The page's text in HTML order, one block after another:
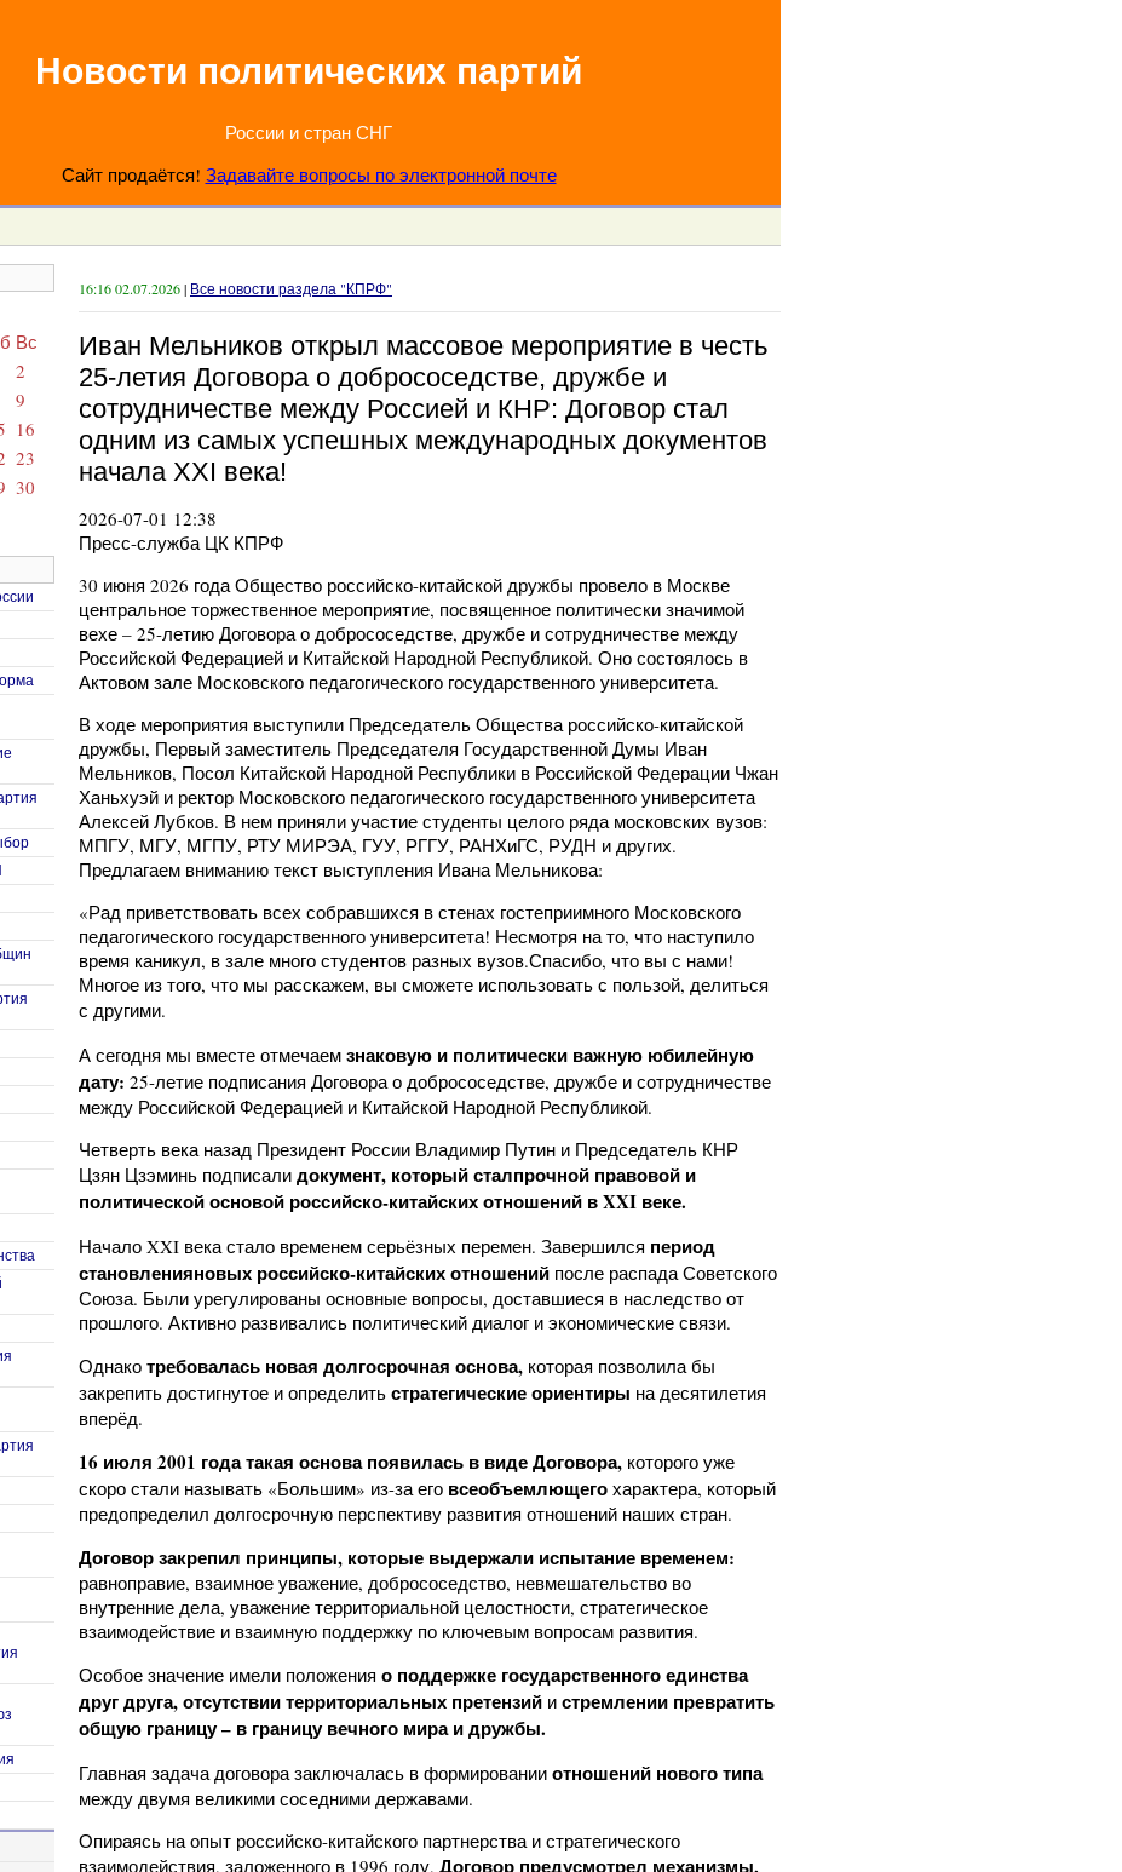
Новости политических партий
России и стран СНГ
Сайт продаётся! Задавайте вопросы по электронной почте
16:16 02.07.2026| Все новости раздела "КПРФ"
Иван Мельников открыл массовое мероприятие в честь
25-летия Договора о добрососедстве, дружбе и
сотрудничестве между Россией и КНР: Договор стал
одним из самых успешных международных документов
начала XXI века!
2026-07-01 12:38
Пресс-служба ЦК КПРФ
30 июня 2026 года Общество российско-китайской дружбы провело в Москве
центральное торжественное мероприятие, посвященное политически значимой
вехе – 25-летию Договора о добрососедстве, дружбе и сотрудничестве между
Российской Федерацией и Китайской Народной Республикой. Оно состоялось в
Актовом зале Московского педагогического государственного университета.
В ходе мероприятия выступили Председатель Общества российско-китайской
дружбы, Первый заместитель Председателя Государственной Думы Иван
Мельников, Посол Китайской Народной Республики в Российской Федерации Чжан
Ханьхуэй и ректор Московского педагогического государственного университета
Алексей Лубков. В нем приняли участие студенты целого ряда московских вузов:
МПГУ, МГУ, МГПУ, РТУ МИРЭА, ГУУ, РГГУ, РАНХиГС, РУДН и других.
Предлагаем вниманию текст выступления Ивана Мельникова:
«Рад приветствовать всех собравшихся в стенах гостеприимного Московского
педагогического государственного университета! Несмотря на то, что наступило
время каникул, в зале много студентов разных вузов.Спасибо, что вы с нами!
Многое из того, что мы расскажем, вы сможете использовать с пользой, делиться
с другими.
А сегодня мы вместе отмечаем знаковую и политически важную юбилейную
дату: 25-летие подписания Договора о добрососедстве, дружбе и сотрудничестве
между Российской Федерацией и Китайской Народной Республикой.
Четверть века назад Президент России Владимир Путин и Председатель КНР
Цзян Цзэминь подписали документ, который сталпрочной правовой и
политической основой российско-китайских отношений в XXI веке.
Начало XXI века стало временем серьёзных перемен. Завершился период
становленияновых российско-китайских отношений после распада Советского
Союза. Были урегулированы основные вопросы, доставшиеся в наследство от
прошлого. Активно развивались политический диалог и экономические связи.
Однако требовалась новая долгосрочная основа, которая позволила бы
закрепить достигнутое и определить стратегические ориентиры на десятилетия
вперёд.
16 июля 2001 годатакая основа появилась в виде Договора, которого уже
скоро стали называть «Большим» из-за его всеобъемлющего характера, который
предопределил долгосрочную перспективу развития отношений наших стран.
Договор закрепил принципы, которые выдержали испытание временем:
равноправие, взаимное уважение, добрососедство, невмешательство во
внутренние дела, уважение территориальной целостности, стратегическое
взаимодействие и взаимную поддержку по ключевым вопросам развития.
Особое значение имели положения о поддержке государственного единства
друг друга, отсутствии территориальных претензий и стремлении превратить
общую границу– в границу вечного мира и дружбы.
Главная задача договора заключалась в формировании отношений нового типа
между двумя великими соседними державами.
Опираясь на опыт российско-китайского партнерства и стратегического
взаимодействия, заложенного в 1996 году, Договор предусмотрел механизмы,
Вс
2
9
16
23
30